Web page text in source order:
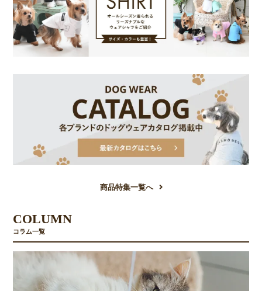
商品特集一覧へ
COLUMN
コラム一覧